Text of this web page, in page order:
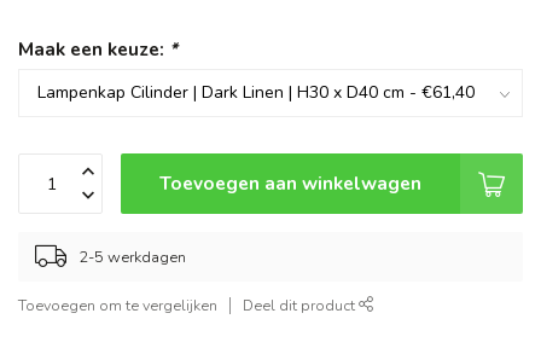
Maak een keuze: *
Toevoegen aan winkelwagen
2-5 werkdagen
Toevoegen om te vergelijken Deel dit product